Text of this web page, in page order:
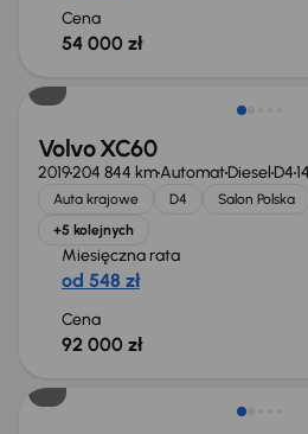
Cena
54 000 zł
Volvo XC60
2019204 844 kmAutomatDiesel D4
Auta krajowe D4 Salon Polska
+5 kolejnych
Miesięczna rata
od 548 zł
Cena
92 000 zł